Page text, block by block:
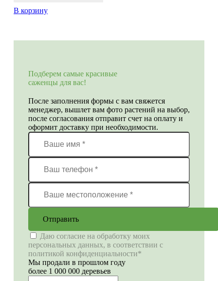
В корзину
Подберем самые красивые
саженцы для вас!
После заполнения формы с вам свяжется
менеджер, вышлет вам фото растений на выбор,
после согласования отправит счет на оплату и
оформит доставку при необходимости.
Отправить
Даю согласие на обработку моих
персональных данных, в соответствии с
политикой конфиденциальности*
Мы продали в прошлом году
более 1 000 000 деревьев